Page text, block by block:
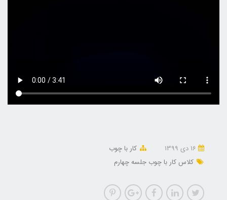
کار با چوب
کلاس کار با چوب جلسه چهارم